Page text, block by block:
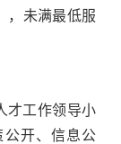
，未满最低服
才工作领导小
开、信息公